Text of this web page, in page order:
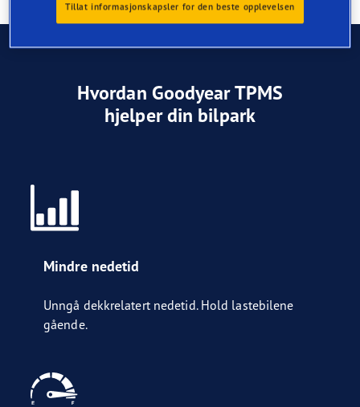
effektivitet.
Hvordan Goodyear TPMS
hjelper din bilpark
Mindre nedetid
Unngå dekkrelatert nedetid. Hold lastebilene
gående.
Tillat informasjonskapsler for den beste opplevelsen